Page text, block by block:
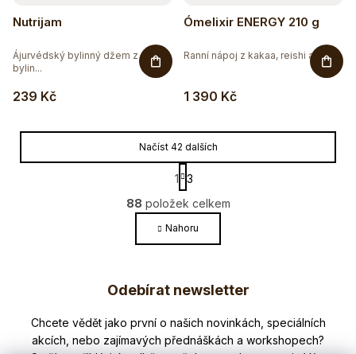
Nutrijam
239 Kč
Ájurvédský bylinný džem z 15
bylin...
Ómelixir ENERGY 210 g
1 390 Kč
Ranní nápoj z kakaa, reishi a...
O
v
l
á
a
c
í
p
Načíst 42 dalších
S
t
r
á
n
k
á
í
1
3
88 položek celkem
Nahoru
Odebírat newsletter
Nezmeškejte žádné novinky či slevy!